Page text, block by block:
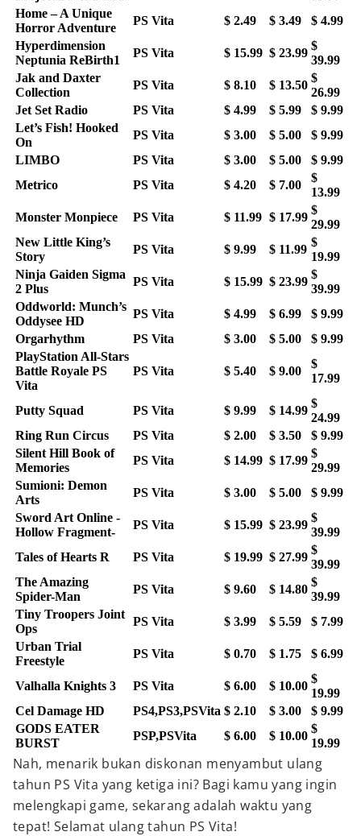
Home – A Unique
Horror Adventure
PS Vita $ 2.49 $ 3.49
$ 4.99
Hyperdimension
Neptunia ReBirth1
PS Vita $ 15.99 $ 23.99
$
39.99
Jak and Daxter
Collection
PS Vita $ 8.10 $ 13.50
$
26.99
Jet Set Radio
PS Vita $ 4.99 $ 5.99
$ 9.99
Let’s Fish! Hooked
On
PS Vita $ 3.00 $ 5.00
$ 9.99
LIMBO
PS Vita $ 3.00 $ 5.00
$ 9.99
Metrico
PS Vita $ 4.20 $ 7.00
$
13.99
Monster Monpiece
PS Vita $ 11.99 $ 17.99
$
29.99
New Little King’s
Story
PS Vita $ 9.99 $ 11.99
$
19.99
Ninja Gaiden Sigma
2 Plus
PS Vita $ 15.99 $ 23.99
$
39.99
Oddworld: Munch’s
Oddysee HD
PS Vita $ 4.99 $ 6.99
$ 9.99
Orgarhythm
PS Vita $ 3.00 $ 5.00
$ 9.99
PlayStation All-Stars
Battle Royale PS
Vita
PS Vita $ 5.40 $ 9.00
$
17.99
Putty Squad PS Vita $ 9.99 $ 14.99
$
24.99
Ring Run Circus
PS Vita $ 2.00 $ 3.50
$ 9.99
Silent Hill Book of
Memories
PS Vita $ 14.99 $ 17.99
$
29.99
Sumioni: Demon
Arts
PS Vita $ 3.00 $ 5.00
$ 9.99
Sword Art Online -
Hollow Fragment-
PS Vita $ 15.99 $ 23.99
$
39.99
Tales of Hearts R
PS Vita $ 19.99 $ 27.99
$
39.99
The Amazing
Spider-Man
PS Vita $ 9.60 $ 14.80
$
39.99
Tiny Troopers Joint
Ops
PS Vita $ 3.99 $ 5.59
$ 7.99
Urban Trial
Freestyle
PS Vita $ 0.70 $ 1.75 $ 6.99
Valhalla Knights 3 PS Vita $ 6.00 $ 10.00
$
19.99
Cel Damage HD
PS4,PS3,PSVita $ 2.10 $ 3.00
$ 9.99
GODS EATER
BURST
PSP,PSVita $ 6.00 $ 10.00
$
19.99
Nah, menarik bukan diskonan menyambut ulang
tahun PS Vita yang ketiga ini? Bagi kamu yang ingin
melengkapi game, sekarang adalah waktu yang
tepat! Selamat ulang tahun PS Vita!